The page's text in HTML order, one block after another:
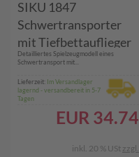
SIKU 1847
Schwertransporter
mit Tiefbettauflieger
Detailliertes Spielzeugmodell eines
Schwertransport mit...
Lieferzeit: Im Versandlager
lagernd - versandbereit in 5-7
Tagen
EUR 34.74
inkl. 20 % USt zzgl.